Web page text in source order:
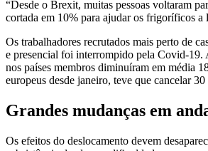
“Desde o Brexit, muitas pessoas voltaram
cortada em 10% para ajudar os frigoríficos a
Os trabalhadores recrutados mais perto de
e presencial foi interrompido pela Covid-19.
nos países membros diminuíram em média
europeus desde janeiro, teve que cancelar
Grandes mudanças em
Os efeitos do deslocamento devem